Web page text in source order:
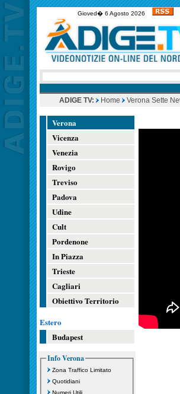
Gioved� 6 Agosto 2026
ADIGE TV: Home Verona Sette
Verona
Vicenza
Venezia
Rovigo
Treviso
Padova
Udine
Cult
Pordenone
In Piazza
Trieste
Cagliari
Obiettivo Territorio
Estero
Budapest
Info Verona
Zona Traffico Limitato
Quotidiani
Numeri Utili